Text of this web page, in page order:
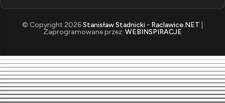
© Copyright 2026Stanisław Stadnicki - Raclawice.NET
Zaprogramowane przez: WEBINSPIRACJE